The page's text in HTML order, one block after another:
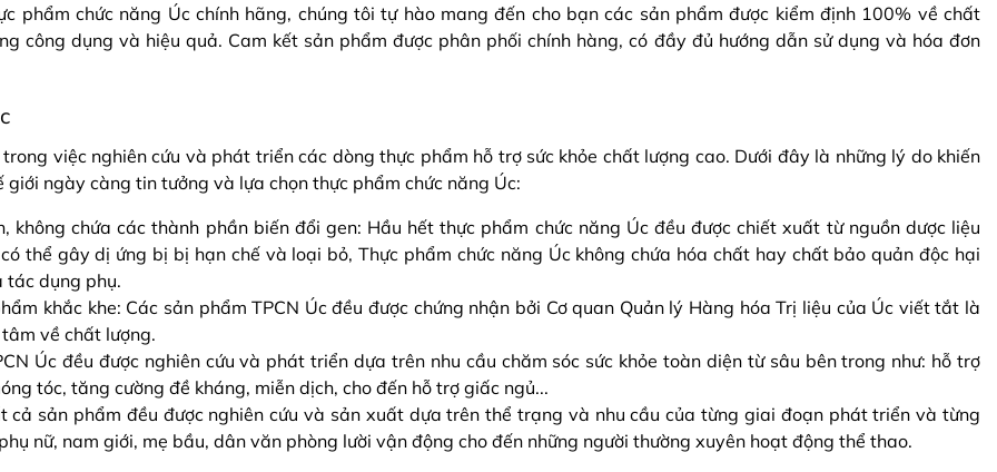
phẩm chức năng Úc chính hãng, chúng tôi tự hào mang đến cho bạn các sản phẩm được kiểm định 100% về chất
công dụng và hiệu quả. Cam kết sản phẩm được phân phối chính hàng, có đầy đủ hướng dẫn sử dụng và hóa đơn
việc nghiên cứu và phát triển các dòng thực phẩm hỗ trợ sức khỏe chất lượng cao. Dưới đây là những lý do khiến
ngày càng tin tưởng và lựa chọn thực phẩm chức năng Úc:
không chứa các thành phần biến đổi gen: Hầu hết thực phẩm chức năng Úc đều được chiết xuất từ nguồn dược liệu
thể gây dị ứng bị bị hạn chế và loại bỏ, Thực phẩm chức năng Úc không chứa hóa chất hay chất bảo quản độc hại
tác dụng phụ.
khắc khe: Các sản phẩm TPCN Úc đều được chứng nhận bởi Cơ quan Quản lý Hàng hóa Trị liệu của Úc viết tắt là
về chất lượng.
Úc đều được nghiên cứu và phát triển dựa trên nhu cầu chăm sóc sức khỏe toàn diện từ sâu bên trong như: hỗ trợ
tóc, tăng cường đề kháng, miễn dịch, cho đến hỗ trợ giấc ngủ...
cả sản phẩm đều được nghiên cứu và sản xuất dựa trên thể trạng và nhu cầu của từng giai đoạn phát triển và từng
nữ, nam giới, mẹ bầu, dân văn phòng lười vận động cho đến những người thường xuyên hoạt động thể thao.